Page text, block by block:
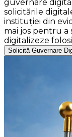
guvernare
solicitările
instituției din
mai jos pentru a
digitalizeze
Solicită Guvernare